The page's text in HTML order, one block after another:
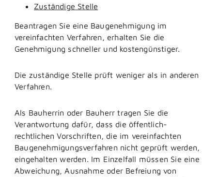
Zuständige Stelle
Beantragen Sie eine Baugenehmigung im
vereinfachten Verfahren, erhalten Sie die
Genehmigung schneller und kostengünstiger.
Die zuständige Stelle prüft weniger als in anderen
Verfahren.
Als Bauherrin oder Bauherr tragen Sie die
Verantwortung dafür, dass die öffentlich-
rechtlichen Vorschriften, die im vereinfachten
Baugenehmigungsverfahren nicht geprüft werden,
eingehalten werden. Im Einzelfall müssen Sie eine
Abweichung, Ausnahme oder Befreiung von